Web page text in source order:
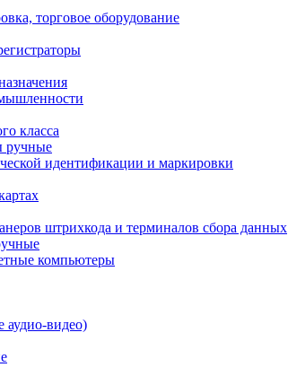
торговое оборудование
класса
ручные
идентификации и маркировки
штрихкода и терминалов сбора данных
компьютеры
аудио-видео)